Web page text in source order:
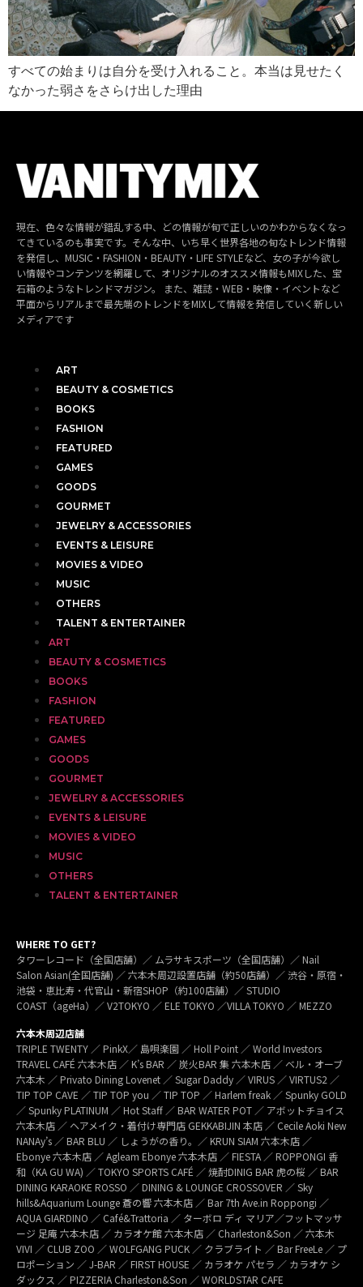
すべての始まりは自分を受け入れること。本当は見せたく
なかった弱さをさらけ出した理由
現在、色々な情報が錯乱する中、どの情報が旬で正しいのかわからなくなっ
てきているのも事実です。そんな中、いち早く世界各地の旬なトレンド情報
を発信し、MUSIC・FASHION・BEAUTY・LIFE STYLEなど、女の子が今欲し
い情報やコンテンツを網羅して、オリジナルのオススメ情報もMIXした、宝
石箱のようなトレンドマガジン。 また、雑誌・WEB・映像・イベントなど
平面からリアルまで最先端のトレンドをMIXして情報を発信していく新しい
メディアです
ART
BEAUTY & COSMETICS
BOOKS
FASHION
FEATURED
GAMES
GOODS
GOURMET
JEWELRY & ACCESSORIES
EVENTS & LEISURE
MOVIES & VIDEO
MUSIC
OTHERS
TALENT & ENTERTAINER
ART
BEAUTY & COSMETICS
BOOKS
FASHION
FEATURED
GAMES
GOODS
GOURMET
JEWELRY & ACCESSORIES
EVENTS & LEISURE
MOVIES & VIDEO
MUSIC
OTHERS
TALENT & ENTERTAINER
WHERE TO GET?
タワーレコード（全国店舗）／ ムラサキスポーツ（全国店舗）／ Nail
Salon Asian(全国店舗) ／ 六本木周辺設置店舗（約50店舗）／ 渋谷・原宿・
池袋・恵比寿・代官山・新宿SHOP（約100店舗）／ STUDIO
COAST（ageHa）／ V2TOKYO ／ ELE TOKYO ／VILLA TOKYO ／ MEZZO
六本木周辺店舗
TRIPLE TWENTY ／ PinkX／ 島唄楽園 ／ Holl Point ／ World Investors
TRAVEL CAFÉ 六本木店 ／ K’s BAR ／ 炭火BAR 集 六本木店 ／ ベル・オーブ
六本木 ／ Privato Dining Lovenet ／ Sugar Daddy ／ VIRUS ／ VIRTUS2 ／
TIP TOP CAVE ／ TIP TOP you ／ TIP TOP ／ Harlem freak ／ Spunky GOLD
／ Spunky PLATINUM ／ Hot Staff ／ BAR WATER POT ／ アボットチョイス
六本木店 ／ ヘアメイク・着付け専門店 GEKKABIJIN 本店 ／ Cecile Aoki New
NANAy’s ／ BAR BLU ／ しょうがの香り。／ KRUN SIAM 六本木店 ／
Ebonye 六本木店 ／ Agleam Ebonye 六本木店 ／ FIESTA ／ ROPPONGI 香
和（KA GU WA) ／ TOKYO SPORTS CAFÉ ／ 焼酎DINIG BAR 虎の桜 ／ BAR
DINING KARAOKE ROSSO ／ DINING & LOUNGE CROSSOVER ／ Sky
hills&Aquarium Lounge 蒼の響 六本木店 ／ Bar 7th Ave.in Roppongi ／
AQUA GIARDINO ／ Café&Trattoria ／ ターボロ ディ マリア／フットマッサ
ージ 足庵 六本木店 ／ カラオケ館 六本木店 ／ Charleston&Son ／ 六本木
VIVI ／ CLUB ZOO ／ WOLFGANG PUCK ／ クラブライト ／ Bar FreeLe ／ プ
ロポーション ／ J-BAR ／ FIRST HOUSE ／ カラオケ パセラ ／ カラオケ シ
ダックス ／ PIZZERIA Charleston&Son ／ WORLDSTAR CAFE